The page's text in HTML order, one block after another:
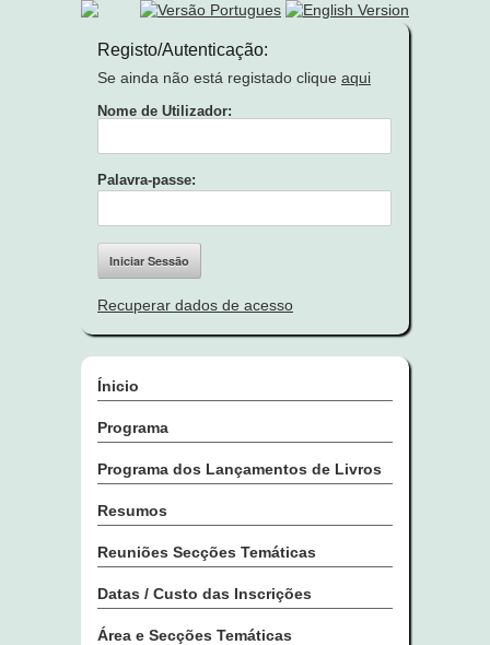
Registo/Autenticação:
Se ainda não está registado clique aqui
Nome de Utilizador:
Palavra-passe:
Recuperar dados de acesso
Ínicio
Programa
Programa dos Lançamentos de Livros
Resumos
Reuniões Secções Temáticas
Datas / Custo das Inscrições
Área e Secções Temáticas